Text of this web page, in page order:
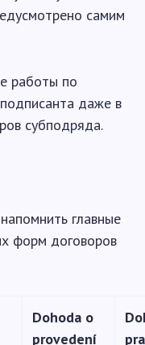
самим
работы по
даже в
субподряда.
главные
форм договоров
Dohoda o
provedení